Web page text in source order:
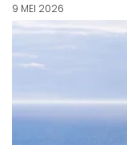
9 MEI 2026